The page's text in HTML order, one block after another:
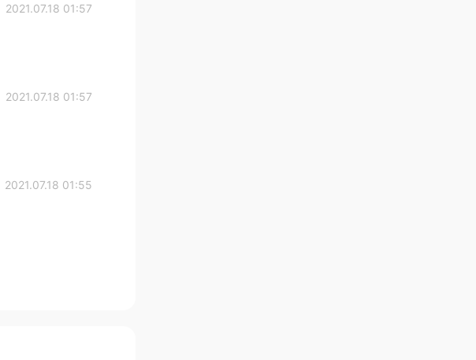
2021.07.18 01:57
2021.07.18 01:57
2021.07.18 01:55